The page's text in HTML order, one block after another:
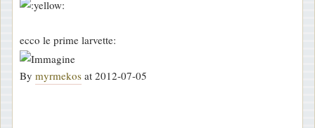
ecco le prime larvette:
By myrmekos at 2012-07-05